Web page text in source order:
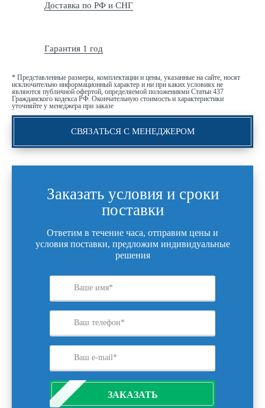
Доставка по РФ и СНГ
Гарантия 1 год
* Представленные размеры, комплектации и цены, указанные на сайте, носят
исключительно информационный характер и ни при каких условиях не
являются публичной офертой, определяемой положениями Статьи 437
Гражданского кодекса РФ. Окончательную стоимость и характеристики
уточняйте у менеджера при заказе
СВЯЗАТЬСЯ С МЕНЕДЖЕРОМ
Заказать условия и сроки
поставки
Ответим в течение часа, отправим цены и
условия поставки, предложим индивидуальные
решения
ЗАКАЗАТЬ